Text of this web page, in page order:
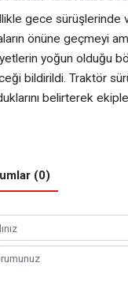
gece sürüşlerinde
önüne geçmeyi
yoğun olduğu
bildirildi. Traktör
belirterek
(0)